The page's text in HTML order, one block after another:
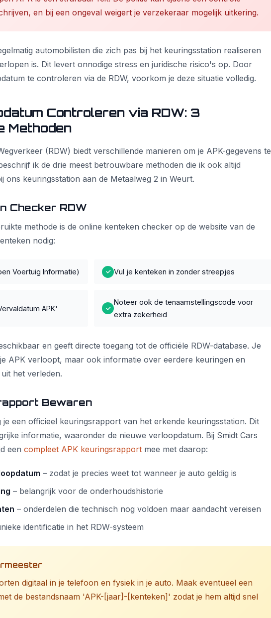
en bij een ongeval weigert je verzekeraar mogelijk uitkering.
automobilisten die zich pas bij het keuringsstation realiseren
is. Dit levert onnodige stress en juridische risico's op. Door
te controleren via de RDW, voorkom je deze situatie volledig.
Controleren via RDW: 3
Methoden
(RDW) biedt verschillende manieren om je APK-gegevens te
ik de drie meest betrouwbare methoden die ik ook altijd
ons keuringsstation aan de Metaalweg 2 in Weurt.
Checker RDW
methode is de online kenteken checker op de website van de
nodig:
Voertuig Informatie) ✓ Vul je kenteken in zonder streepjes
APK' ✓
Noteer ook de tenaamstellingscode voor
extra zekerheid
en geeft directe toegang tot de officiële RDW-database. Je
APK verloopt, maar ook informatie over eerdere keuringen en
het verleden.
Bewaren
een officieel keuringsrapport van het erkende keuringsstation. Dit
informatie, waaronder de nieuwe verloopdatum. Bij Smidt Cars
een compleet APK keuringsrapport mee met daarop:
– zodat je precies weet tot wanneer je auto geldig is
– belangrijk voor de onderhoudshistorie
– onderdelen die technisch nog voldoen maar aandacht vereisen
identificatie in het RDW-systeem
digitaal in je telefoon en fysiek in je auto. Maak eventueel een
de bestandsnaam 'APK-[jaar]-[kenteken]' zodat je hem altijd snel